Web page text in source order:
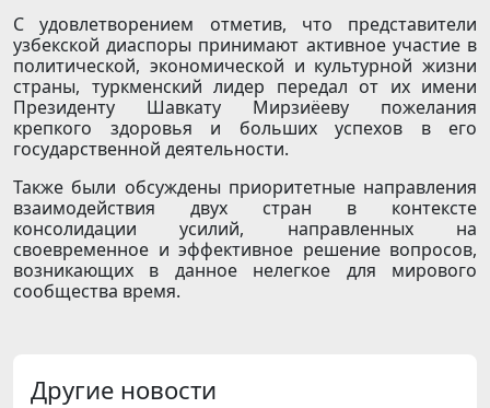
С удовлетворением отметив, что представители
узбекской диаспоры принимают активное участие в
политической, экономической и культурной жизни
страны, туркменский лидер передал от их имени
Президенту Шавкату Мирзиёеву пожелания
крепкого здоровья и больших успехов в его
государственной деятельности.
Также были обсуждены приоритетные направления
взаимодействия двух стран в контексте
консолидации усилий, направленных на
своевременное и эффективное решение вопросов,
возникающих в данное нелегкое для мирового
сообщества время.
Другие новости